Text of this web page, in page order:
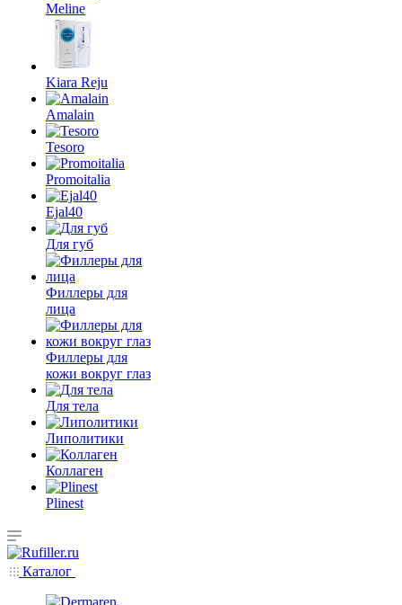
Meline
Kiara Reju
Amalain
Tesoro
Promoitalia
Ejal40
Для губ
Филлеры для
лица
Филлеры для
кожи вокруг глаз
Для тела
Липолитики
Коллаген
Plinest
Каталог